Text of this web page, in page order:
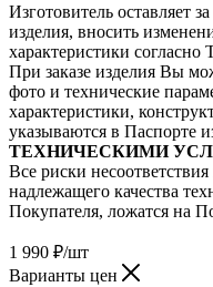
Изготовитель оставляет
изделия, вносить
характеристики
При заказе изделия Вы
фото и технические
характеристики,
указываются в Паспорте
ТЕХНИЧЕСКИМИ
Все риски
надлежащего качества
Покупателя, ложатся на
1 990 ₽/шт
Варианты цен